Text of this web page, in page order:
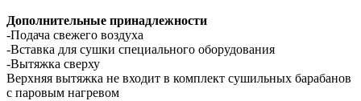
Дополнительные принадлежности
-Подача свежего воздуха
-Вставка для сушки специального оборудования
-Вытяжка сверху
Верхняя вытяжка не входит в комплект сушильных барабанов
с паровым нагревом